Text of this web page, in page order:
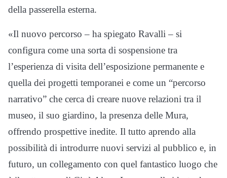
della passerella esterna.
«Il nuovo percorso – ha spiegato Ravalli – si
configura come una sorta di sospensione tra
l’esperienza di visita dell’esposizione permanente e
quella dei progetti temporanei e come un “percorso
narrativo” che cerca di creare nuove relazioni tra il
museo, il suo giardino, la presenza delle Mura,
offrendo prospettive inedite. Il tutto aprendo alla
possibilità di introdurre nuovi servizi al pubblico e, in
futuro, un collegamento con quel fantastico luogo che